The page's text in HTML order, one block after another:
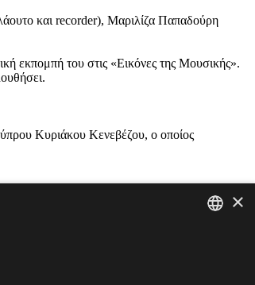
και recorder), Μαριλίζα Παπαδούρη
εκπομπή του στις «Εικόνες της Μουσικής».
Κυριάκου Κενεβέζου, ο οποίος
×